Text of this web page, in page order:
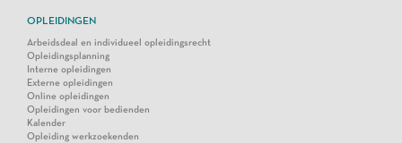
OPLEIDINGEN
Arbeidsdeal en individueel opleidingsrecht
Opleidingsplanning
Interne opleidingen
Externe opleidingen
Online opleidingen
Opleidingen voor bedienden
Kalender
Opleiding werkzoekenden